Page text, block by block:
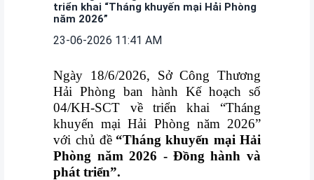
triển khai “Tháng khuyến mại Hải Phòng
năm 2026”
23-06-2026 11:41 AM
Ngày 18/6/2026, Sở Công Thương
Hải Phòng ban hành Kế hoạch số
04/KH-SCT về triển khai “Tháng
khuyến mại Hải Phòng năm 2026”
với chủ đề “Tháng khuyến mại Hải
Phòng năm 2026 - Đồng hành và
phát triển”.